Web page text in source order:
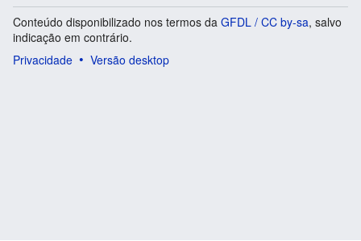
Conteúdo disponibilizado nos termos da GFDL / CC by-sa, salvo
indicação em contrário.
Privacidade
Versão desktop